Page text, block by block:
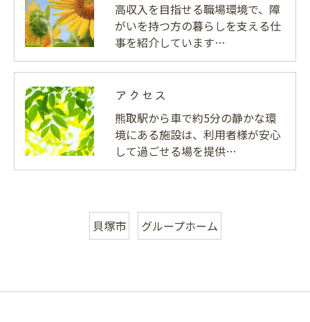
高収入を目指せる職場環境で、障
がいを持つ方の暮らしを支える仕
事を紹介しています…
アクセス
熊取駅から車で約5分の静かな環
境にある施設は、利用者様が安心
して過ごせる場を提供…
貝塚市 グループホーム